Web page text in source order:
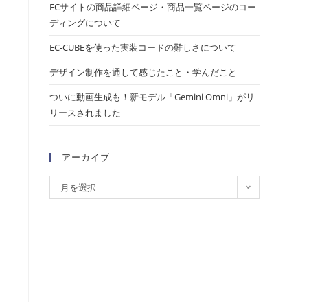
ECサイトの商品詳細ページ・商品一覧ページのコー
ディングについて
EC-CUBEを使った実装コードの難しさについて
デザイン制作を通して感じたこと・学んだこと
ついに動画生成も！新モデル「Gemini Omni」がリ
リースされました
アーカイブ
月を選択